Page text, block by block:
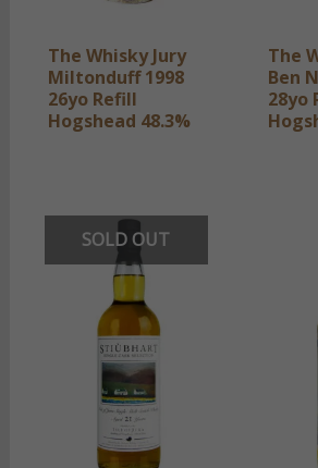
The Whisky Jury
Miltonduff 1998
26yo Refill
Hogshead 48.3%
The
Ben
28yo
SOLD OUT